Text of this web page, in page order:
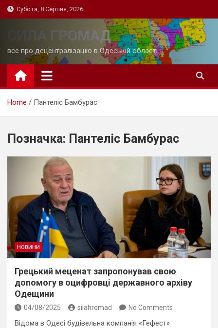
Skip
to
Субота, 8 Серпня, 2026
СИЛА ГРОМАД
все про децентралізацію в Одеській області
Home Пантеліс Бамбурас
Позначка: Пантеліс Бамбурас
НОВИНИ
Грецький меценат запропонував свою
допомогу в оцифровці державного архіву
Одещини
04/08/2025 silahromad No Comments
Відома в Одесі будівельна компанія «Гефест»